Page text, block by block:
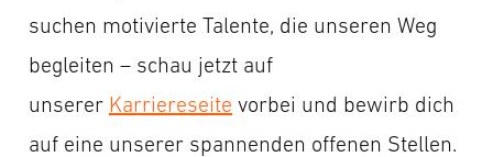
suchen motivierte Talente, die unseren Weg
begleiten – schau jetzt auf
unserer Karriereseite vorbei und bewirb dich
auf eine unserer spannenden offenen Stellen.